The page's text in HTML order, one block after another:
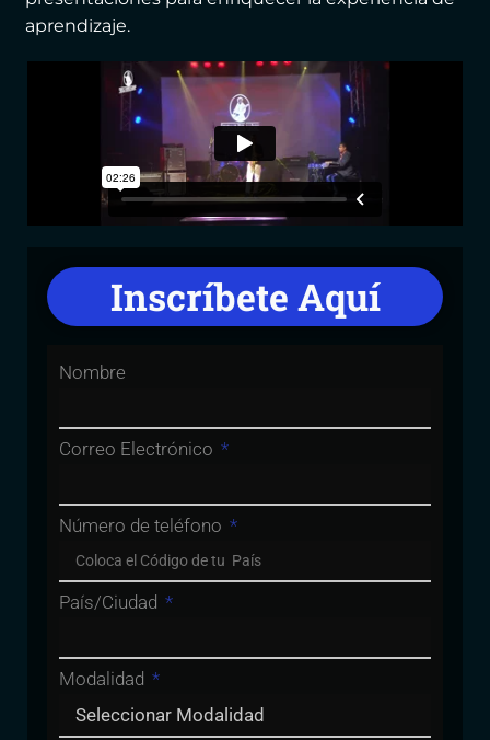
aprendizaje.
Inscríbete Aquí
Nombre
Correo Electrónico
Número de teléfono
País/Ciudad
Modalidad